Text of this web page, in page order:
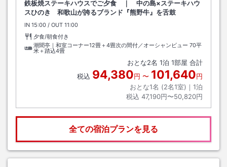
鉄板焼ステーキハウスでご夕食 ｜ 中の島×ステーキハウ
スひのき 和歌山が誇るブランド『熊野牛』を舌鼓
IN チェックイン
15:00 / OUT チェックアウト
11:00
夕食/朝食付き
潮聞亭｜和室コーナー12畳＋4畳次の間付／オーシャンビュー 70平
米＋踏込4畳
おとな2名 1泊 1部屋 合計
税込 94,380円 〜 101,640円
おとな1名 (2名1室)｜ 1泊
税込 47,190円〜50,820円
全ての宿泊プランを見る